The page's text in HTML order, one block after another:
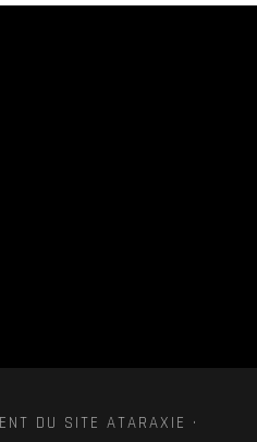
DU SITE ATARAXIE ·